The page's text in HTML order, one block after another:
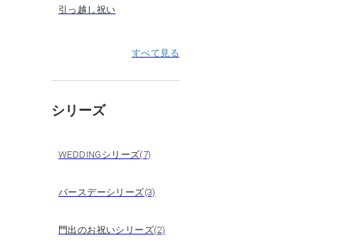
引っ越し祝い
すべて見る
シリーズ
WEDDINGシリーズ(7)
バースデーシリーズ(3)
門出のお祝いシリーズ(2)